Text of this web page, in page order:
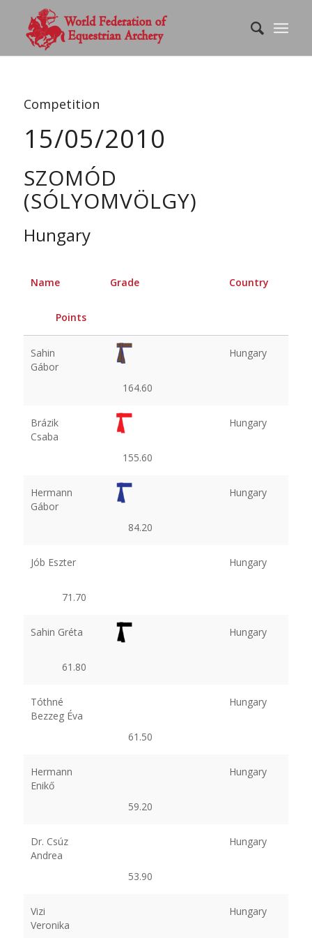
Competition
15/05/2010
SZOMÓD
(SÓLYOMVÖLGY)
Hungary
Name Grade Country
Points
Sahin
Gábor
Hungary
164.60
Brázik
Csaba
Hungary
155.60
Hermann
Gábor
Hungary
84.20
Jób Eszter Hungary
71.70
Sahin Gréta Hungary
61.80
Tóthné
Bezzeg Éva
Hungary
61.50
Hermann
Enikő
Hungary
59.20
Dr. Csúz
Andrea
Hungary
53.90
Vizi
Veronika
Hungary